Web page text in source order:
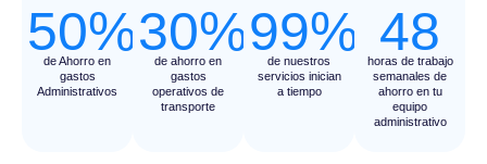
50%
de Ahorro en
gastos
Administrativos
30%
de ahorro en
gastos
operativos de
transporte
99%
de nuestros
servicios inician
a tiempo
48
horas de trabajo
semanales de
ahorro en tu
equipo
administrativo